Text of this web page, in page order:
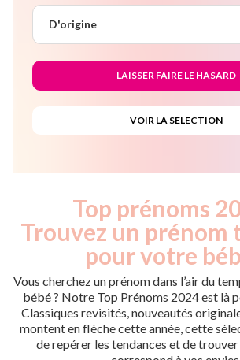
D'origine
Top prénoms
Trouvez un prénom
pour votre
Vous cherchez un prénom dans l’air du
bébé ? Notre Top Prénoms 2024 est là
Classiques revisités, nouveautés
montent en flèche cette année, cette
de repérer les tendances et de